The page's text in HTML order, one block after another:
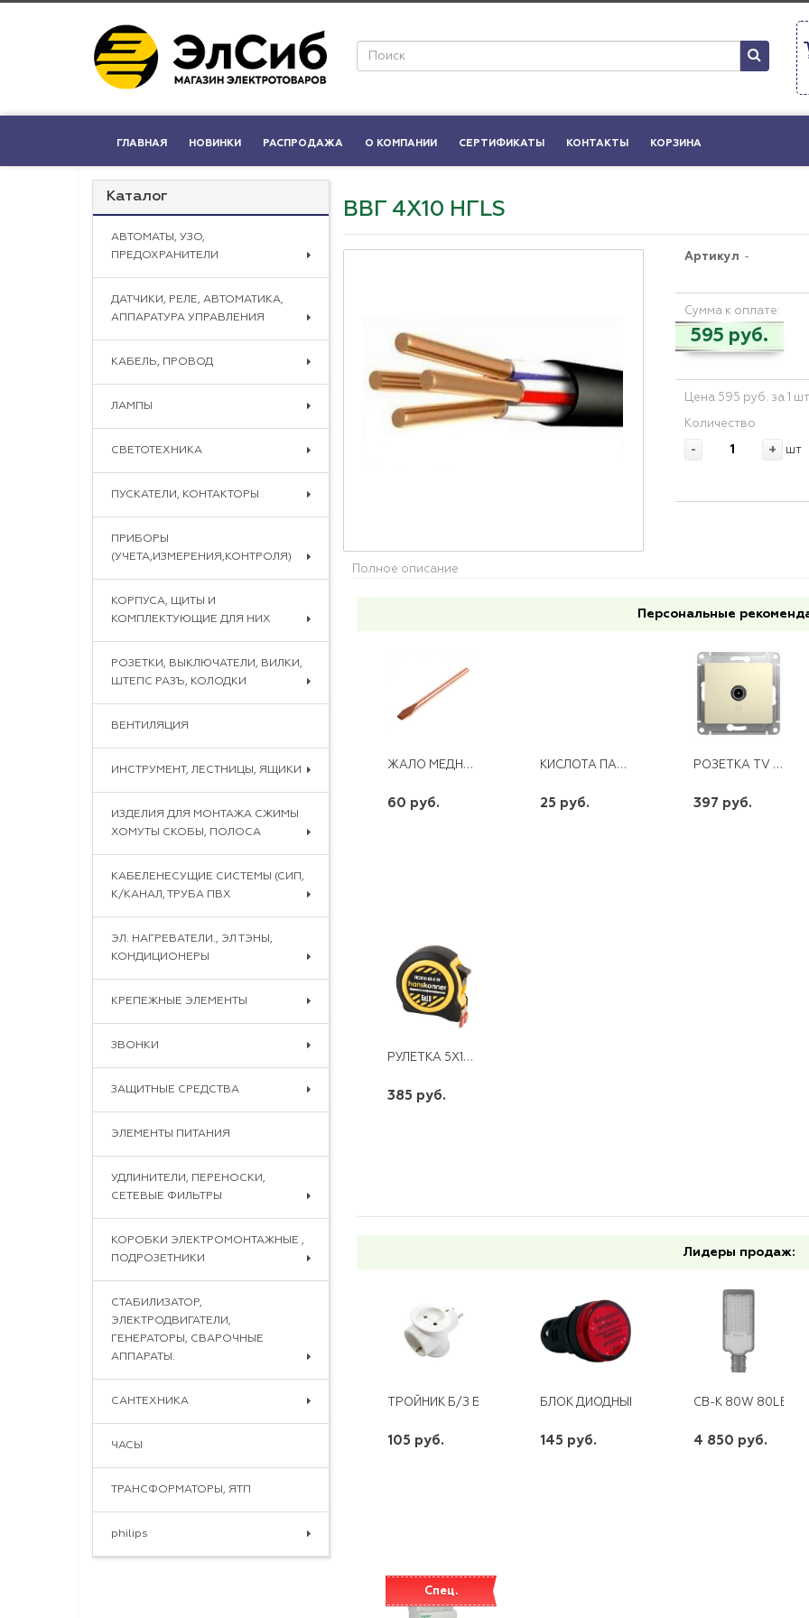
ГЛАВНАЯ НОВИНКИ РАСПРОДАЖА О КОМПАНИИ СЕРТИФИКАТЫ КОНТАКТЫ КОРЗИНА
Каталог
АВТОМАТЫ, УЗО,
ПРЕДОХРАНИТЕЛИ
ДАТЧИКИ, РЕЛЕ, АВТОМАТИКА,
АППАРАТУРА УПРАВЛЕНИЯ
КАБЕЛЬ, ПРОВОД
ЛАМПЫ
СВЕТОТЕХНИКА
ПУСКАТЕЛИ, КОНТАКТОРЫ
ПРИБОРЫ
(УЧЕТА,ИЗМЕРЕНИЯ,КОНТРОЛЯ)
КОРПУСА, ЩИТЫ И
КОМПЛЕКТУЮЩИЕ ДЛЯ НИХ
РОЗЕТКИ, ВЫКЛЮЧАТЕЛИ, ВИЛКИ,
ШТЕПС РАЗЪ, КОЛОДКИ
ВЕНТИЛЯЦИЯ
ИНСТРУМЕНТ, ЛЕСТНИЦЫ, ЯЩИКИ
ИЗДЕЛИЯ ДЛЯ МОНТАЖА СЖИМЫ
ХОМУТЫ СКОБЫ, ПОЛОСА
КАБЕЛЕНЕСУЩИЕ СИСТЕМЫ (СИП,
К/КАНАЛ, ТРУБА ПВХ
ЭЛ. НАГРЕВАТЕЛИ., ЭЛ ТЭНЫ,
КОНДИЦИОНЕРЫ
КРЕПЕЖНЫЕ ЭЛЕМЕНТЫ
ЗВОНКИ
ЗАЩИТНЫЕ СРЕДСТВА
ЭЛЕМЕНТЫ ПИТАНИЯ
УДЛИНИТЕЛИ, ПЕРЕНОСКИ,
СЕТЕВЫЕ ФИЛЬТРЫ
КОРОБКИ ЭЛЕКТРОМОНТАЖНЫЕ ,
ПОДРОЗЕТНИКИ
СТАБИЛИЗАТОР,
ЭЛЕКТРОДВИГАТЕЛИ,
ГЕНЕРАТОРЫ, СВАРОЧНЫЕ
АППАРАТЫ.
САНТЕХНИКА
ЧАСЫ
ТРАНСФОРМАТОРЫ, ЯТП
philips
ВВГ 4Х10 НГLS
Артикул -
Сумма к оплате:
595 руб.
Цена 595 руб. за 1 шт
Количество
- + шт
Полное описание
Персональные
ЖАЛО МЕДНОЕ ДЛЯ ПАЯЛЬНИКА 40ВТ
60 руб.
КИСЛОТА ПАЯЛЬНАЯ 15 МЛ
25 руб.
РОЗЕТКА TV SE СУ GLOSSA БЕЖЕВАЯ
397 руб.
РУЛЕТКА 5Х19 2 СТОПА КОРПУС НА 20% КОМПАКТН. СТАНДАРТНОГО,МОЩН. МАГНИТ HANSK
385 руб.
Лидеры продаж:
ТРОЙНИК Б/З БЕЛЫЙ ПРОГРЕСС
105 руб.
БЛОК ДИОДНЫЙ MDB-1001 ABB
145 руб.
СВ-К 80W 80LED
4 850 руб.
Спец.